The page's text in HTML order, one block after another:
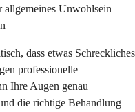
allgemeines Unwohlsein
dass etwas Schreckliches
professionelle
Ihre Augen genau
die richtige Behandlung